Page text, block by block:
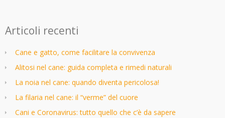
Articoli recenti
Cane e gatto, come facilitare la convivenza
Alitosi nel cane: guida completa e rimedi naturali
La noia nel cane: quando diventa pericolosa!
La filaria nel cane: il “verme” del cuore
Cani e Coronavirus: tutto quello che c’è da sapere